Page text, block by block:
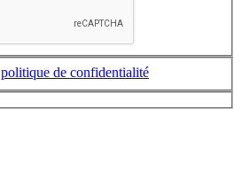
politique de confidentialité